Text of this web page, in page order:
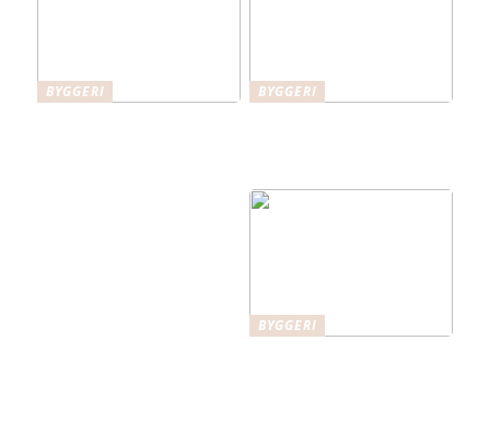
BYGGERI BYGGERI
BYGGERI